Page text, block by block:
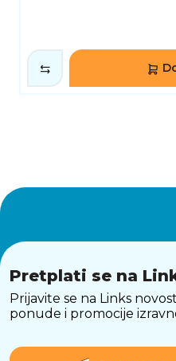
Pretplati se na
Prijavite se na Links
ponude i promocije